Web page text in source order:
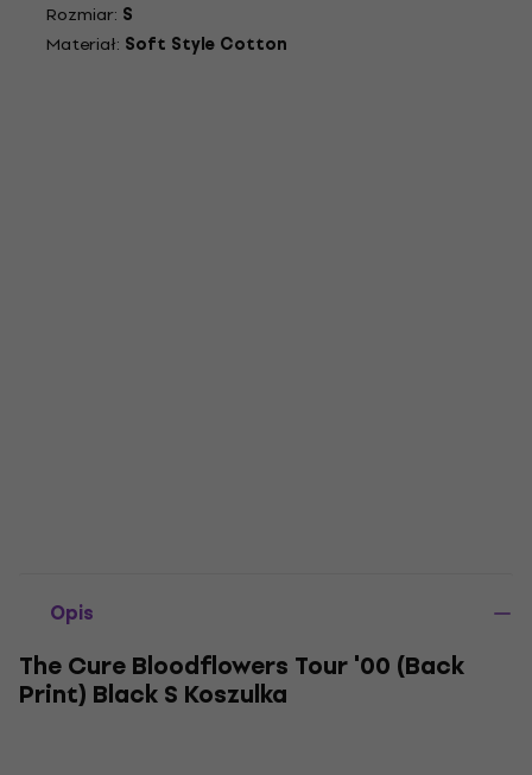
Rozmiar: S
Materiał: Soft Style Cotton
Opis
The Cure Bloodflowers Tour '00 (Back
Print) Black S Koszulka